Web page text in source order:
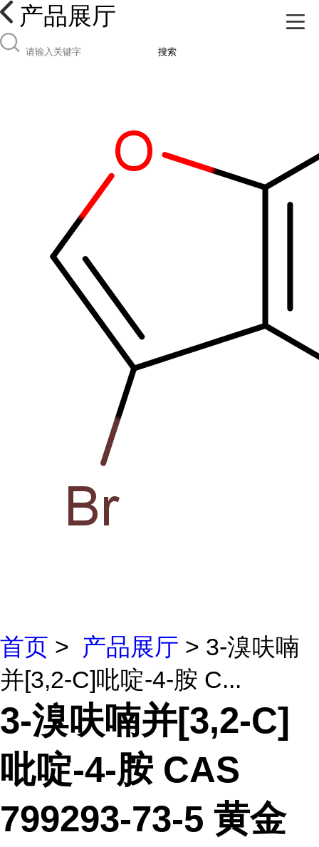
产品展厅
搜索
首页 > 产品展厅 > 3-溴呋喃
并[3,2-C]吡啶-4-胺 C...
3-溴呋喃并[3,2-C]
吡啶-4-胺 CAS
799293-73-5 黄金